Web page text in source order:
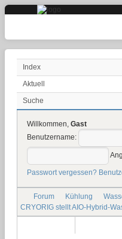
Index
Aktuell
Suche
Willkommen, Gast
Benutzername:
Passwort vergessen?
Forum Kühlung
CRYORIG stellt AIO-Hybrid-